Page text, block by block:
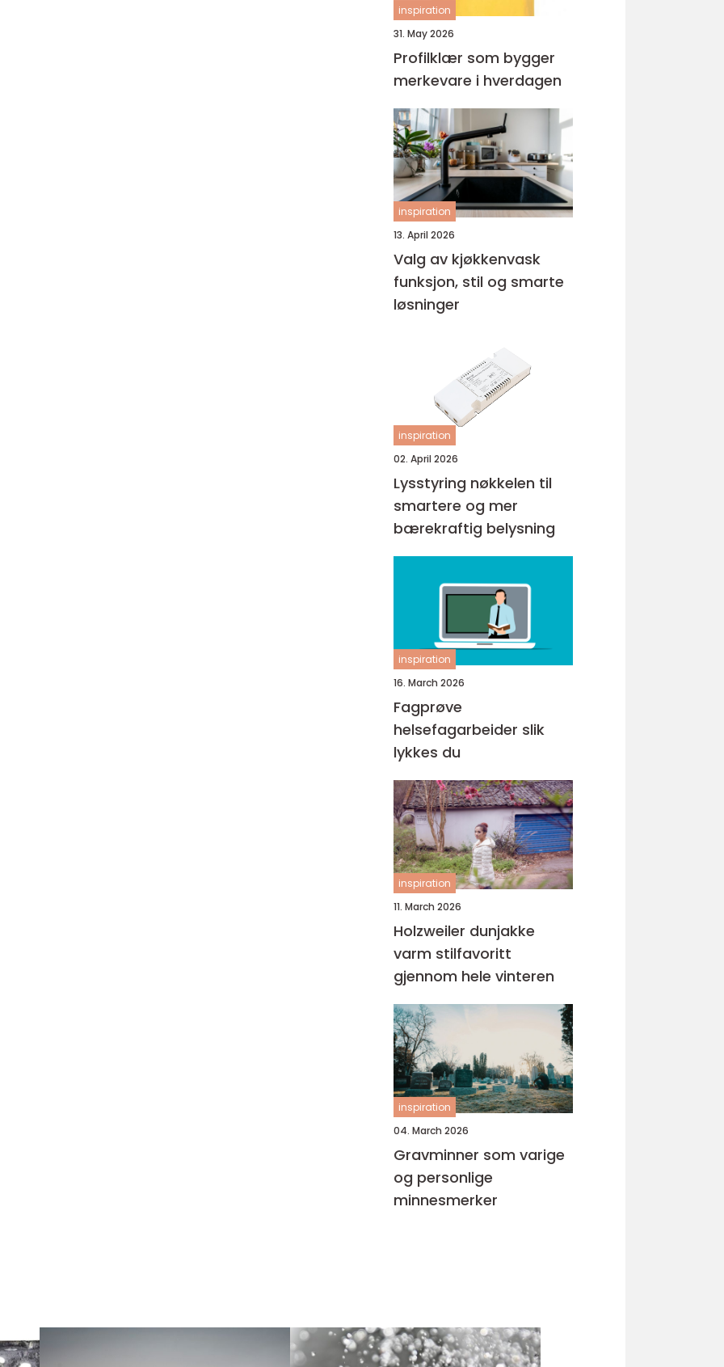
inspiration
31. May 2026
Profilklær som bygger
merkevare i hverdagen
inspiration
13. April 2026
Valg av kjøkkenvask
funksjon, stil og smarte
løsninger
inspiration
02. April 2026
Lysstyring nøkkelen til
smartere og mer
bærekraftig belysning
inspiration
16. March 2026
Fagprøve
helsefagarbeider slik
lykkes du
inspiration
11. March 2026
Holzweiler dunjakke
varm stilfavoritt
gjennom hele vinteren
inspiration
04. March 2026
Gravminner som varige
og personlige
minnesmerker